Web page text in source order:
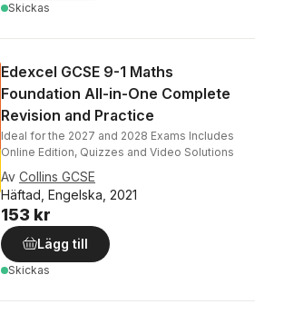
Skickas
Edexcel GCSE 9-1 Maths
Foundation All-in-One Complete
Revision and Practice
Ideal for the 2027 and 2028 Exams Includes
Online Edition, Quizzes and Video Solutions
Av Collins GCSE
Häftad, Engelska, 2021
153 kr
Lägg till
Skickas